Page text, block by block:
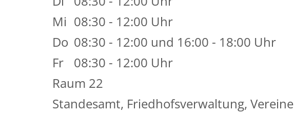
Mi 08:30 - 12:00 Uhr
Do 08:30 - 12:00 und 16:00 - 18:00 Uhr
Fr
08:30 - 12:00 Uhr
Raum 22
Standesamt, Friedhofsverwaltung, Vereine